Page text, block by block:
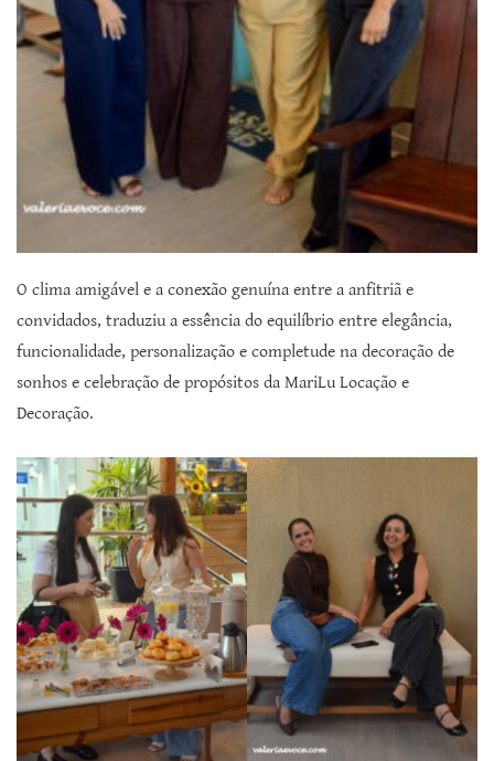
O clima amigável e a conexão genuína entre a anfitriã e
convidados, traduziu a essência do equilíbrio entre elegância,
funcionalidade, personalização e completude na decoração de
sonhos e celebração de propósitos da MariLu Locação e
Decoração.